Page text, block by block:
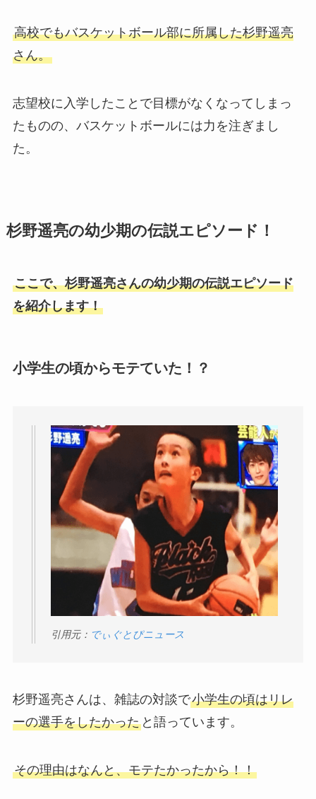
高校でもバスケットボール部に所属した杉野遥亮
さん。
志望校に入学したことで目標がなくなってしまっ
たものの、バスケットボールには力を注ぎまし
た。
杉野遥亮の幼少期の伝説エピソード！
ここで、杉野遥亮さんの幼少期の伝説エピソード
を紹介します！
小学生の頃からモテていた！？
引用元： でぃぐとぴニュース
杉野遥亮さんは、雑誌の対談で小学生の頃はリレ
ーの選手をしたかったと語っています。
その理由はなんと、モテたかったから！！